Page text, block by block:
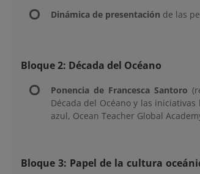
Dinámica de presentación de las
Bloque 2: Década del Océano
Ponencia de Francesca Santoro
Década del Océano y las
azul, Ocean Teacher Global
Bloque 3: Papel de la cultura